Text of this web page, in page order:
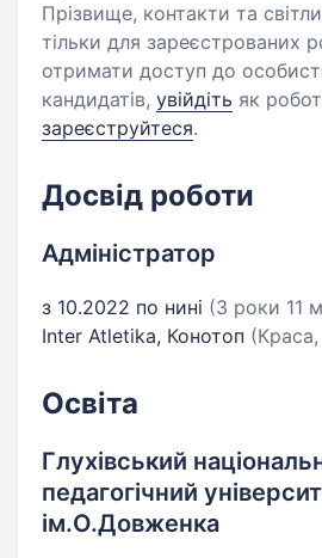
Прізвище, контакти та
тільки для зареєстрованих
отримати доступ до
кандидатів, увійдіть як
зареєструйтеся.
Досвід роботи
Адміністратор
з 10.2022 по нині (3 роки 11
Inter Atletika, Конотоп (Краса,
Освіта
Глухівський
педагогічний
ім.О.Довженка